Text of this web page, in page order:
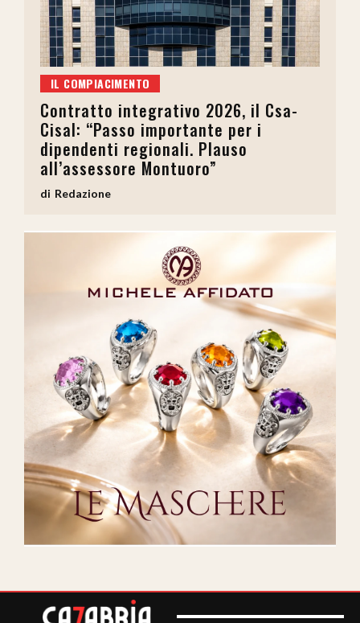
IL COMPIACIMENTO
Contratto integrativo 2026, il Csa-
Cisal: “Passo importante per i
dipendenti regionali. Plauso
all’assessore Montuoro”
Redazione